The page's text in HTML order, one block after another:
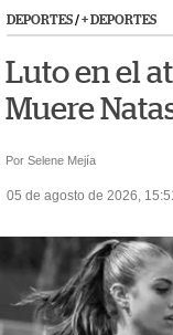
DEPORTES/+ DEPORTES
Luto en el
Muere
Por Selene Mejía
05 de agosto de 2026,